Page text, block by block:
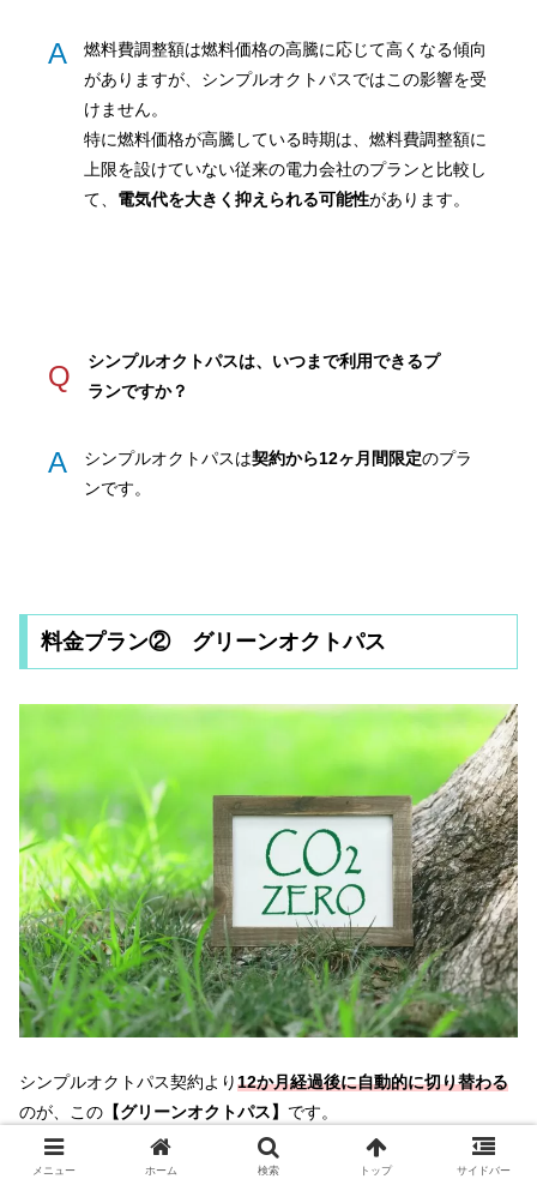
A
燃料費調整額は燃料価格の高騰に応じて高くなる傾向
がありますが、シンプルオクトパスではこの影響を受
けません。
特に燃料価格が高騰している時期は、燃料費調整額に
上限を設けていない従来の電力会社のプランと比較し
て、 電気代を大きく抑えられる可能性があります。
Q
シンプルオクトパスは、いつまで利用できるプ
ランですか？
A シンプルオクトパスは契約から12ヶ月間限定のプラ
ンです。
料金プラン② グリーンオクトパス
シンプルオクトパス契約より12か月経過後に自動的に切り替わる
のが、この 【グリーンオクトパス】 です。
このプランはオクトパスエナジーの理念を体現する、 再生可能エ
メニュー ホーム 検索 トップ サイドバー